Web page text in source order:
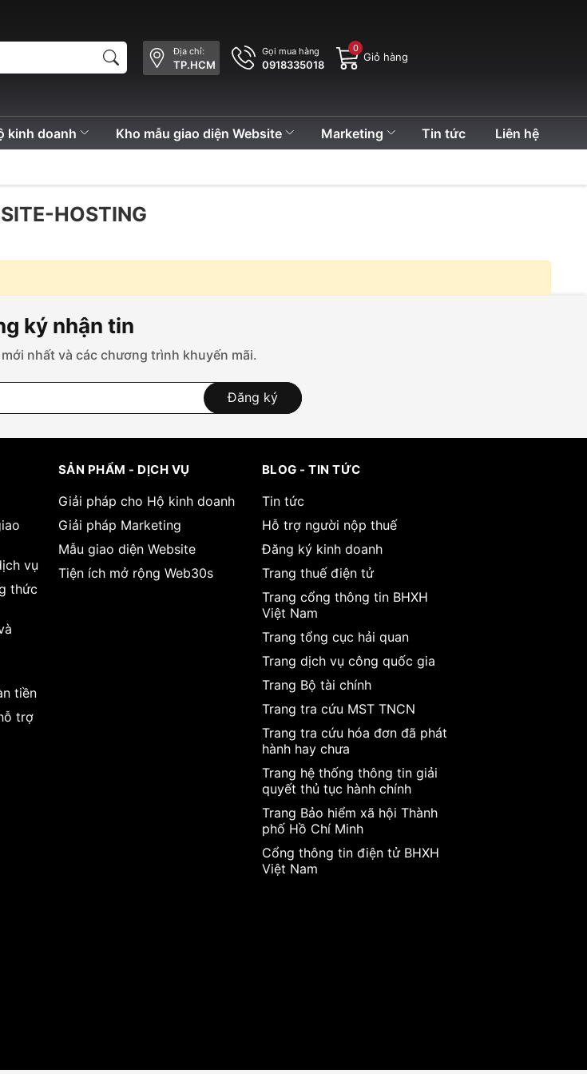
Địa chỉ:
TP.HCM
Gọi mua hàng
0918335018
0
Giỏ hàng
kinh doanh Kho mẫu giao diện Website Marketing Tin tức Liên hệ
HOSTING
ký nhận tin
nhất và các chương trình khuyến mãi.
Đăng ký
vụ
thức
tiền
trợ
SẢN PHẨM - DỊCH VỤ
Giải pháp cho Hộ kinh doanh
Giải pháp Marketing
Mẫu giao diện Website
Tiện ích mở rộng Web30s
BLOG - TIN TỨC
Tin tức
Hỗ trợ người nộp thuế
Đăng ký kinh doanh
Trang thuế điện tử
Trang cổng thông tin BHXH
Việt Nam
Trang tổng cục hải quan
Trang dịch vụ công quốc gia
Trang Bộ tài chính
Trang tra cứu MST TNCN
Trang tra cứu hóa đơn đã phát
hành hay chưa
Trang hệ thống thông tin giải
quyết thủ tục hành chính
Trang Bảo hiểm xã hội Thành
phố Hồ Chí Minh
Cổng thông tin điện tử BHXH
Việt Nam